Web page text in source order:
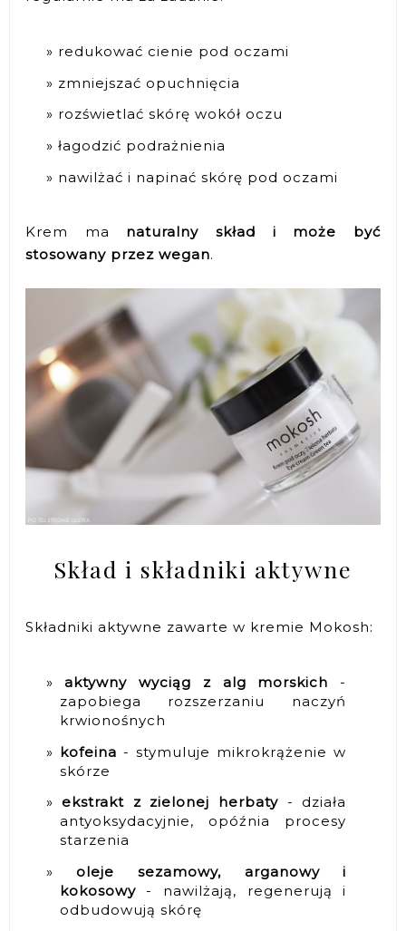
redukować cienie pod oczami
zmniejszać opuchnięcia
rozświetlać skórę wokół oczu
łagodzić podrażnienia
nawilżać i napinać skórę pod oczami
Krem ma naturalny skład i może być
stosowany przez wegan.
Skład i składniki aktywne
Składniki aktywne zawarte w kremie Mokosh:
aktywny wyciąg z alg morskich -
zapobiega rozszerzaniu naczyń
krwionośnych
kofeina - stymuluje mikrokrążenie w
skórze
ekstrakt z zielonej herbaty - działa
antyoksydacyjnie, opóźnia procesy
starzenia
oleje sezamowy, arganowy i
kokosowy- nawilżają, regenerują i
odbudowują skórę